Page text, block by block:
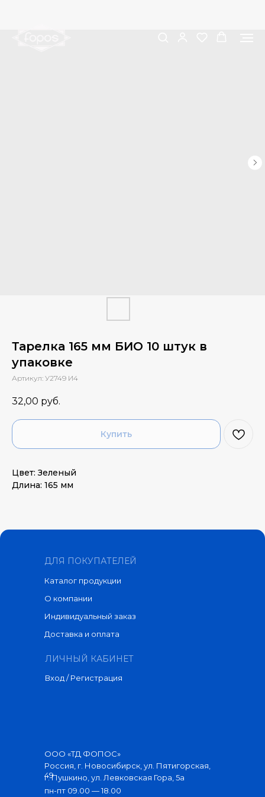
Тарелка 165 мм БИО 10 штук в
упаковке
Артикул: У2749 И4
32,00 руб.
Купить
Цвет: Зеленый
Длина: 165 мм
ДЛЯ ПОКУПАТЕЛЕЙ
Каталог продукции
Доставка и оплата
ЛИЧНЫЙ КАБИНЕТ
Вход / Регистрация
О компании
пн-пт 09.00 — 18.00
Индивидуальный заказ
Россия, г. Новосибирск, ул. Пятигорская,
49
г. Пушкино, ул. Левковская Гора, 5а
ООО «ТД ФОПОС»